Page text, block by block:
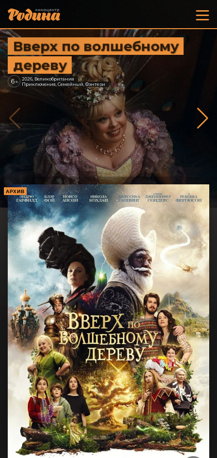
Вверх по волшебному
дереву
6+
2026, Великобритания
Приключения, Семейный, Фэнтези
АРХИВ